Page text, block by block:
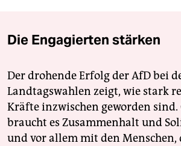
Die Engagierten stärken
Der drohende Erfolg der AfD bei
Landtagswahlen zeigt, wie stark
Kräfte inzwischen geworden sind.
braucht es Zusammenhalt und
und vor allem mit den Menschen,